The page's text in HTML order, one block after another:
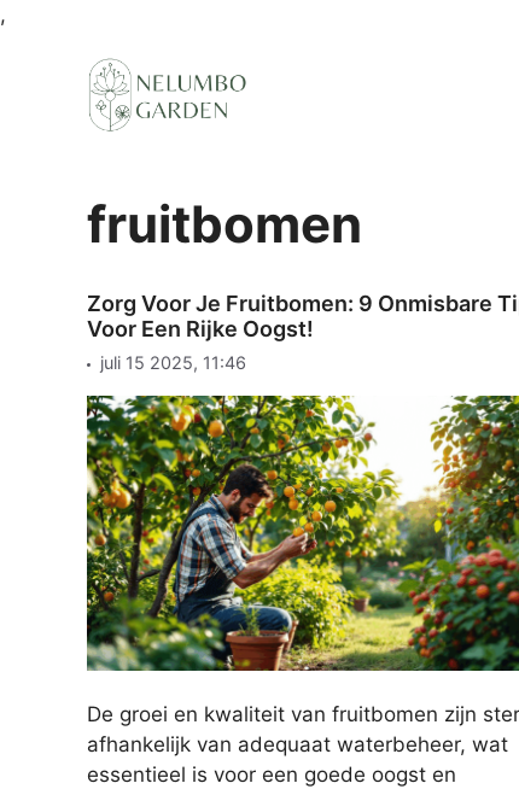
,
fruitbomen
Zorg Voor Je Fruitbomen: 9 Onmisbare
Voor Een Rijke Oogst!
juli 15 2025, 11:46
De groei en kwaliteit van fruitbomen zijn
afhankelijk van adequaat waterbeheer, wat
essentieel is voor een goede oogst en